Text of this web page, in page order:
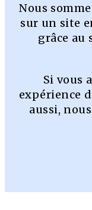
Nous
sur un site
grâce au
Si vous
expérience
aussi,